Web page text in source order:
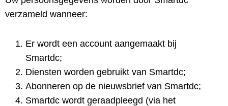
verzameld wanneer:
Er wordt een account aangemaakt bij
Smartdc;
Diensten worden gebruikt van Smartdc;
Abonneren op de nieuwsbrief van Smartdc;
Smartdc wordt geraadpleegd (via het